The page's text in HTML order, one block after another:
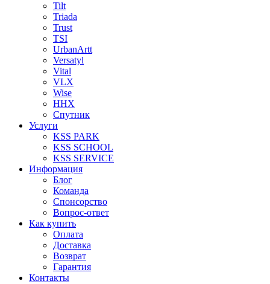
Tilt
Triada
Trust
TSI
UrbanArtt
Versatyl
Vital
VLX
Wise
ННХ
Спутник
Услуги
KSS PARK
KSS SCHOOL
KSS SERVICE
Информация
Блог
Команда
Спонсорство
Вопрос-ответ
Как купить
Оплата
Доставка
Возврат
Гарантия
Контакты